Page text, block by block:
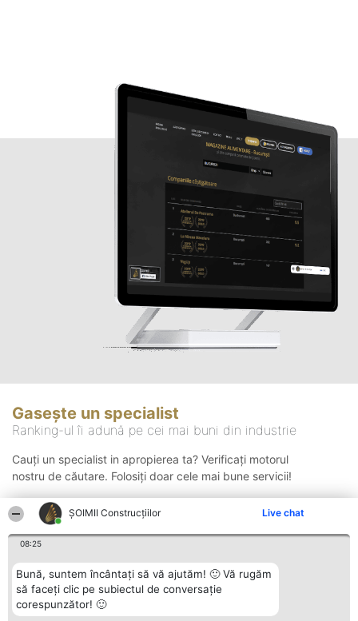
ȘOIMII Construcțiilor Live chat
08:25
Bună, suntem încântați să vă ajutăm! 🙂 Vă rugăm
să faceți clic pe subiectul de conversație
corespunzător! 🙂
Gasește un specialist
Ranking-ul îi adună pe cei mai buni din industrie
Cauți un specialist in apropierea ta? Verificați motorul
nostru de căutare. Folosiți doar cele mai bune servicii!